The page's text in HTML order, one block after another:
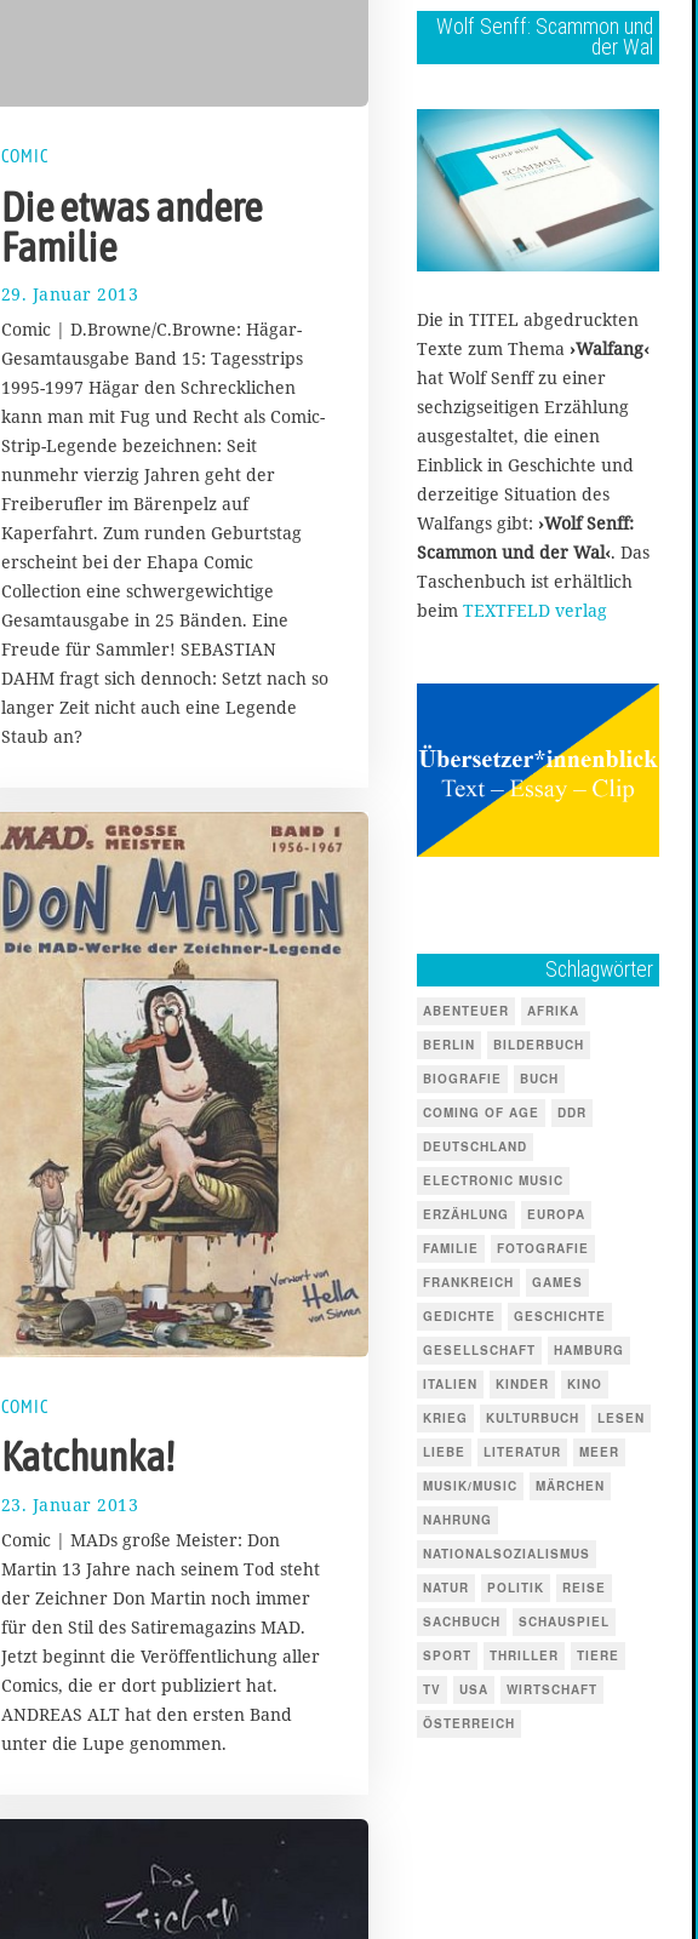
COMIC
Die etwas andere
Familie
29. Januar 2013
.
J
u
l
i
2
0
1
4
Comic | D.Browne/C.Browne: Hägar-
Gesamtausgabe Band 15: Tagesstrips
1995-1997 Hägar den Schrecklichen
kann man mit Fug und Recht als Comic-
Strip-Legende bezeichnen: Seit
nunmehr vierzig Jahren geht der
Freiberufler im Bärenpelz auf
Kaperfahrt. Zum runden Geburtstag
erscheint bei der Ehapa Comic
Collection eine schwergewichtige
Gesamtausgabe in 25 Bänden. Eine
Freude für Sammler! SEBASTIAN
DAHM fragt sich dennoch: Setzt nach so
langer Zeit nicht auch eine Legende
Staub an?
COMIC
Katchunka!
23. Januar 2013
.
J
u
l
i
0
1
4
Comic | MADs große Meister: Don
Martin 13 Jahre nach seinem Tod steht
der Zeichner Don Martin noch immer
für den Stil des Satiremagazins MAD.
Jetzt beginnt die Veröffentlichung aller
Comics, die er dort publiziert hat.
ANDREAS ALT hat den ersten Band
unter die Lupe genommen.
Wolf Senff: Scammon und
der Wal
Die in TITEL abgedruckten
Texte zum Thema ›Walfang‹
hat Wolf Senff zu einer
sechzigseitigen Erzählung
ausgestaltet, die einen
Einblick in Geschichte und
derzeitige Situation des
Walfangs gibt: ›Wolf Senff:
Scammon und der Wal‹. Das
Taschenbuch ist erhältlich
beim TEXTFELD verlag
Schlagwörter
ABENTEUER
AFRIKA
BERLIN
BILDERBUCH
BIOGRAFIE
BUCH
COMING OF AGE
DDR
DEUTSCHLAND
ELECTRONIC MUSIC
ERZÄHLUNG
EUROPA
FAMILIE
FOTOGRAFIE
FRANKREICH
GAMES
GEDICHTE
GESCHICHTE
GESELLSCHAFT
HAMBURG
ITALIEN
KINDER
KINO
KRIEG
KULTURBUCH
LESEN
LIEBE
LITERATUR
MEER
MUSIK/MUSIC
MÄRCHEN
NAHRUNG
NATIONALSOZIALISMUS
NATUR
POLITIK
REISE
SACHBUCH
SCHAUSPIEL
SPORT
THRILLER
TIERE
TV
USA
WIRTSCHAFT
ÖSTERREICH